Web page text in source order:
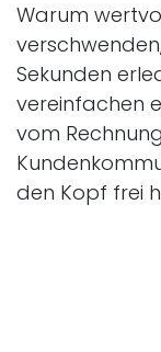
Warum
Sekunden
vereinfachen
vom
den Kopf frei